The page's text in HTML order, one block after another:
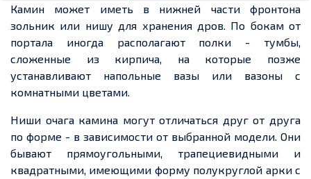
Камин может иметь в нижней части фронтона
зольник или нишу для хранения дров. По бокам от
портала иногда располагают полки - тумбы,
сложенные из кирпича, на которые позже
устанавливают напольные вазы или вазоны с
комнатными цветами.
Ниши очага камина могут отличаться друг от друга
по форме - в зависимости от выбранной модели. Они
бывают прямоугольными, трапециевидными и
квадратными, имеющими форму полукруглой арки с